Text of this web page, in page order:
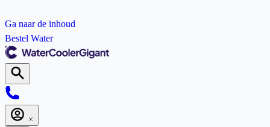
Ga naar de inhoud
Bestel Water